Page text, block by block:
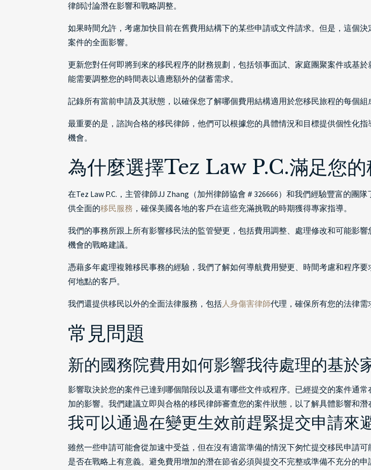
律師討論潛在影響和戰略調整。
如果時間允許，考慮加快目前在舊費用結構下的某些申請或文件請求。但是，這個
案件的全面影響。
更新您對任何即將到來的移民程序的財務規劃，包括領事面試、家庭團聚案件或基
能需要調整您的時間表以適應額外的儲蓄需求。
記錄所有當前申請及其狀態，以確保您了解哪個費用結構適用於您移民旅程的每個
最重要的是，諮詢合格的移民律師，他們可以根據您的具體情況和目標提供個性化
機會。
為什麼選擇Tez Law P.C.滿足您的
在Tez Law P.C.，主管律師JJ Zhang（加州律師協會＃326666）和我們經驗豐富的
供全面的移民服務 ，確保美國各地的客戶在這些充滿挑戰的時期獲得專家指導。
我們的事務所跟上所有影響移民法的監管變更，包括費用調整、處理修改和可能影
機會的戰略建議。
憑藉多年處理複雜移民事務的經驗，我們了解如何導航費用變更、時間考慮和程序
何地點的客戶。
我們還提供移民以外的全面法律服務，包括人身傷害律師代理，確保所有您的法律需
常見問題
新的國務院費用如何影響我待處理的基於
影響取決於您的案件已達到哪個階段以及還有哪些文件或程序。已經提交的案件通
加的影響。我們建議立即與合格的移民律師審查您的案件狀態，以了解具體影響和潛
我可以通過在變更生效前趕緊提交申請來
雖然一些申請可能會從加速中受益，但在沒有適當準備的情況下匆忙提交移民申請
是否在戰略上有意義。避免費用增加的潛在節省必須與提交不完整或準備不充分的申